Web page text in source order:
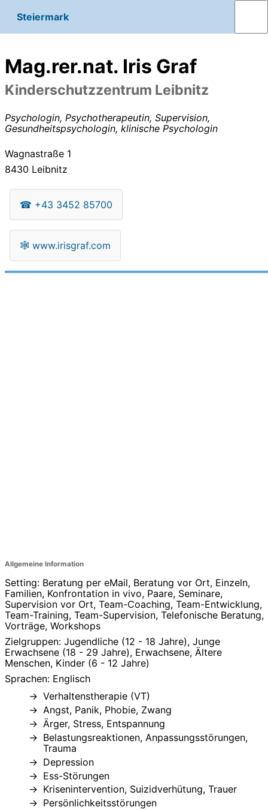
Steiermark
Mag.rer.nat. Iris Graf
Kinderschutzzentrum Leibnitz
Psychologin, Psychotherapeutin, Supervision,
Gesundheitspsychologin, klinische Psychologin
Wagnastraße 1
8430 Leibnitz
☎ +43 3452 85700
🕸 www.irisgraf.com
Allgemeine Information
Setting: Beratung per eMail, Beratung vor Ort, Einzeln,
Familien, Konfrontation in vivo, Paare, Seminare,
Supervision vor Ort, Team-Coaching, Team-Entwicklung,
Team-Training, Team-Supervision, Telefonische Beratung,
Vorträge, Workshops
Zielgruppen: Jugendliche (12 - 18 Jahre), Junge
Erwachsene (18 - 29 Jahre), Erwachsene, Ältere
Menschen, Kinder (6 - 12 Jahre)
Sprachen: Englisch
Verhaltenstherapie (VT)
Angst, Panik, Phobie, Zwang
Ärger, Stress, Entspannung
Belastungsreaktionen, Anpassungsstörungen,
Trauma
Depression
Ess-Störungen
Krisenintervention, Suizidverhütung, Trauer
Persönlichkeitsstörungen